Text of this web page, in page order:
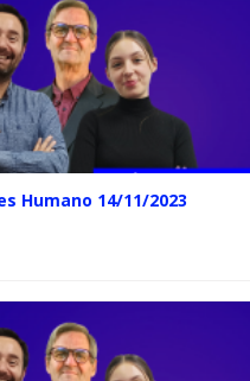
Humano 14/11/2023